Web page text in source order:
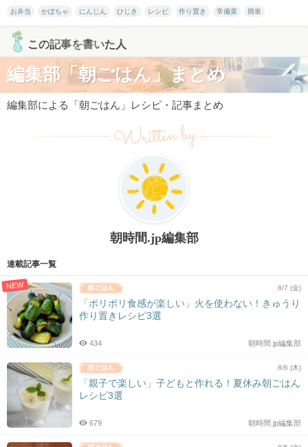
お弁当 かぼちゃ にんじん ひじき レシピ 作り置き 常備菜 簡単
この記事を書いた人
編集部「朝ごはん」まとめ
編集部による「朝ごはん」レシピ・記事まとめ
Written by
朝時間.jp編集部
連載記事一覧
NEW 8/7 (金)
「ポリポリ食感が楽しい」火を使わない！きゅうり
作り置きレシピ3選
朝時間.jp編集部
434
8/6 (木)
「親子で楽しい」子どもと作れる！夏休み朝ごはん
レシピ3選
朝時間.jp編集部
679